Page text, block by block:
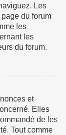
Les
du forum
les
les
du forum.
et
Elles
de les
Tout comme